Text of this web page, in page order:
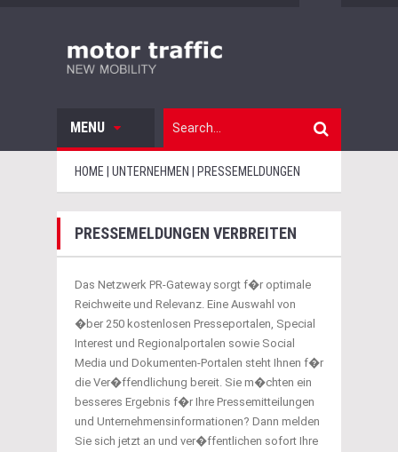
MENU
HOME | UNTERNEHMEN | PRESSEMELDUNGEN
PRESSEMELDUNGEN VERBREITEN
Das Netzwerk PR-Gateway sorgt f�r optimale
Reichweite und Relevanz. Eine Auswahl von
�ber 250 kostenlosen Presseportalen, Special
Interest und Regionalportalen sowie Social
Media und Dokumenten-Portalen steht Ihnen f�r
die Ver�ffendlichung bereit. Sie m�chten ein
besseres Ergebnis f�r Ihre Pressemitteilungen
und Unternehmensinformationen? Dann melden
Sie sich jetzt an und ver�ffentlichen sofort Ihre